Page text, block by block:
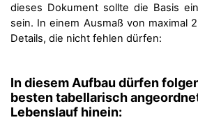
dieses Dokument sollte die Basis
sein. In einem Ausmaß von maximal
Details, die nicht fehlen dürfen:
In diesem Aufbau dürfen
besten tabellarisch
Lebenslauf hinein: